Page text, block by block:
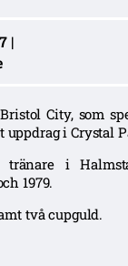
|
City, som
i Crystal
i
1979.
två cupguld.